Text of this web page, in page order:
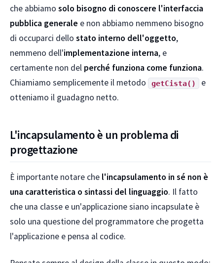
che abbiamo solo bisogno di conoscere l'interfaccia
pubblica generale e non abbiamo nemmeno bisogno
di occuparci dello stato interno dell'oggetto,
nemmeno dell'implementazione interna, e
certamente non del perché funziona come funziona.
Chiamiamo semplicemente il metodo
getCista()
e
otteniamo il guadagno netto.
L'incapsulamento è un problema di
progettazione
È importante notare che l'incapsulamento in sé non è
una caratteristica o sintassi del linguaggio. Il fatto
che una classe e un'applicazione siano incapsulate è
solo una questione del programmatore che progetta
l'applicazione e pensa al codice.